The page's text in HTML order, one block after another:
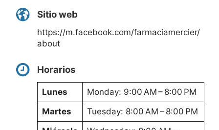
Sitio web
https://m.facebook.com/farmaciamercier/
about
Horarios
Lunes
Monday: 9:00 AM – 8:00 PM
Martes
Tuesday: 8:00 AM – 8:00 PM